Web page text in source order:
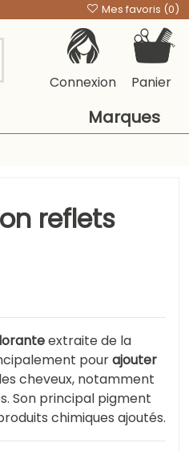
Mes favoris (0)
Connexion Panier
Marques
reflets
extraite de la
pourajouter
cheveux, notamment
Son principal pigment
chimiques ajoutés.